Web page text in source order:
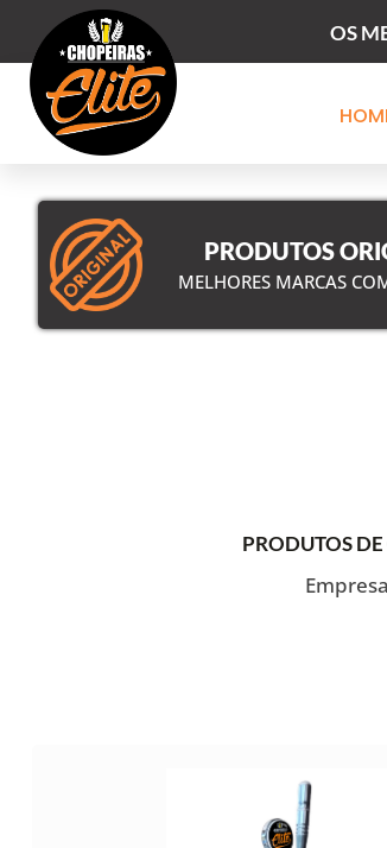
para
conteúdo
OS
PRODUTOS
MELHORES MARCAS
PRODUTOS